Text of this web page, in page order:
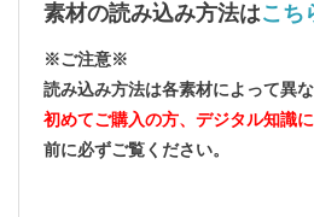
素材の読み込み方法はこち
※ご注意※
読み込み方法は各素材によって異な
初めてご購入の方、デジタル知識
前に必ずご覧ください。